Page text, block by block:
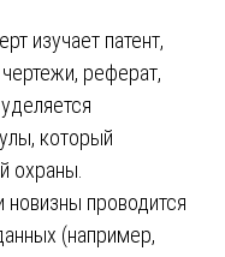
изучает патент,
реферат,
который
охраны.
новизны проводится
(например,